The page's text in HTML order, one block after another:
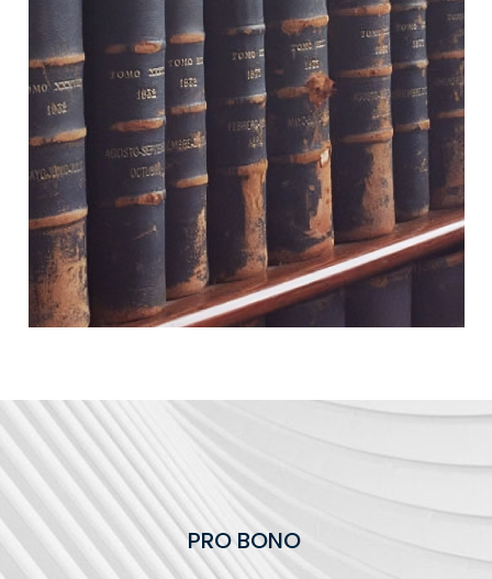
PRO BONO